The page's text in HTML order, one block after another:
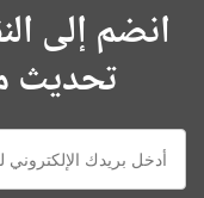
انضم إلى
تحديث
E-
mail: